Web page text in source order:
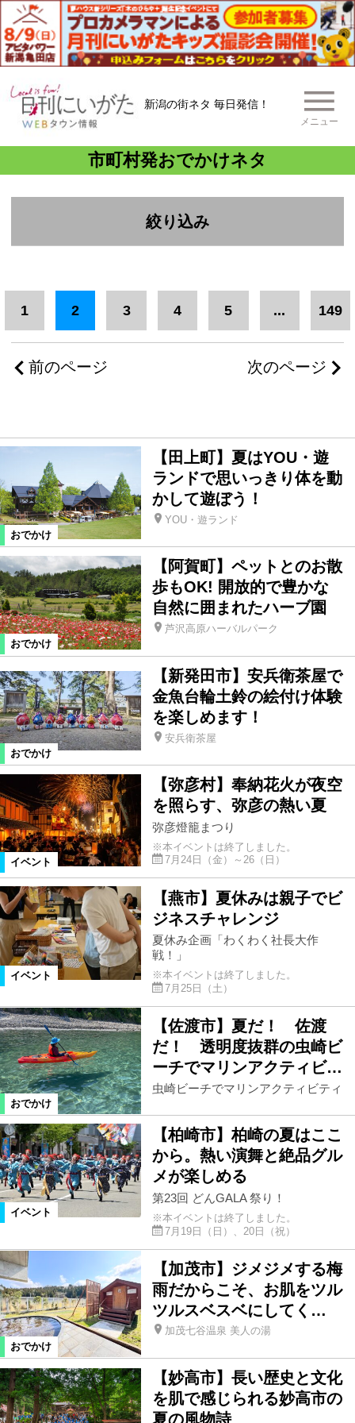
新潟の街ネタ 毎日発信！
メニュー
市町村発おでかけネタ
絞り込み
五泉市
新発田市
弥彦村 加茂市 三条市
阿賀野市 新潟市中央区
新潟市西・西蒲区 新潟市北・東区
新潟市江南・秋葉・南区 新潟市
新潟県外
カテゴリ
グルメ グルメ 新店
てみやげ おでかけ
おでかけスポット 温泉
季節ネタ 市町村おでかけTOPICS
イベント エンタテインメント
市町村イベント
ライフ 住宅 子育て
ショッピング 生活便利情報
新潟ブランド マネー 保険
スペシャル 話題、ニュース
絞り込む
前のページ
1 2 3 4 5 ... 149
次のページ
おでかけ
【田上町】夏はYOU・遊
ランドで思いっきり体を動
かして遊ぼう！
YOU・遊ランド
おでかけ
【阿賀町】ペットとのお散
歩もOK! 開放的で豊かな
自然に囲まれたハーブ園
芦沢高原ハーバルパーク
おでかけ
【新発田市】安兵衛茶屋で
金魚台輪土鈴の絵付け体験
を楽しめます！
安兵衛茶屋
イベント
【弥彦村】奉納花火が夜空
を照らす、弥彦の熱い夏
弥彦燈籠まつり
※本イベントは終了しました。
7月24日（金）～26（日）
イベント
【燕市】夏休みは親子でビ
ジネスチャレンジ
夏休み企画「わくわく社長大作
戦！」
※本イベントは終了しました。
7月25日（土）
おでかけ
【佐渡市】夏だ！ 佐渡
だ！ 透明度抜群の虫崎ビ
ーチでマリンアクティビ…
虫崎ビーチでマリンアクティビティ
イベント
【柏崎市】柏崎の夏はここ
から。熱い演舞と絶品グル
メが楽しめる
第23回 どんGALA 祭り！
※本イベントは終了しました。
7月19日（日）、20日（祝）
おでかけ
【加茂市】ジメジメする梅
雨だからこそ、お肌をツル
ツルスベスベにしてく…
加茂七谷温泉 美人の湯
【妙高市】長い歴史と文化
を肌で感じられる妙高市の
夏の風物詩